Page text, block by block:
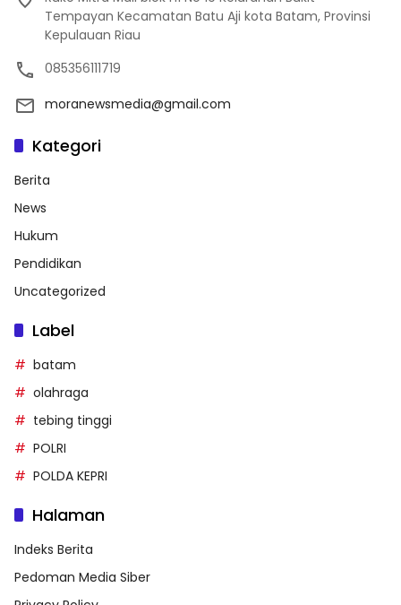
Tempayan Kecamatan Batu Aji kota Batam, Provinsi
Kepulauan Riau
085356111719
moranewsmedia@gmail.com
Kategori
Berita
News
Hukum
Pendidikan
Uncategorized
Label
batam
olahraga
tebing tinggi
POLRI
POLDA KEPRI
Halaman
Indeks Berita
Pedoman Media Siber